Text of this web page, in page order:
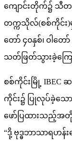
ကျောင်းတိုက်၌ သီတ
တက္ကသိုလ်(စစ်ကိုင်း)မှ
တော် ၄၀နှစ်၊ ဝါတ
သတ်ဖြတ်သွားခဲ့ကြ
စစ်ကိုင်းမြို့ IBEC
ကိုင်း၌ ပြုလုပ်ခဲ့သ
ဖော်ပြထားသည့်အတို
“ဒို့ ဗုဒ္ဓဘာသာရဟ